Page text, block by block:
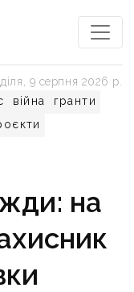
війна
гранти
9 серпня 2026 р.
на